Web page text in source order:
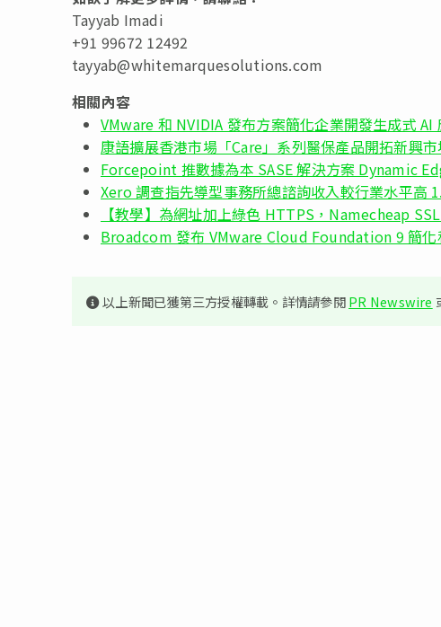
Tayyab Imadi
+91 99672 12492
tayyab@whitemarquesolutions.com
相關內容
VMware 和 NVIDIA 發布方案簡化企業開發生成式 AI
康語擴展香港市場「Care」系列醫保產品開拓新興市
Forcepoint 推數據為本 SASE 解決方案 Dynamic
Xero 調查指先導型事務所總諮詢收入較行業水平高
【教學】為網址加上綠色 HTTPS，Namecheap
Broadcom 發布 VMware Cloud Foundation 9 簡化
以上新聞已獲第三方授權轉載。詳情請參閱PR Newswire